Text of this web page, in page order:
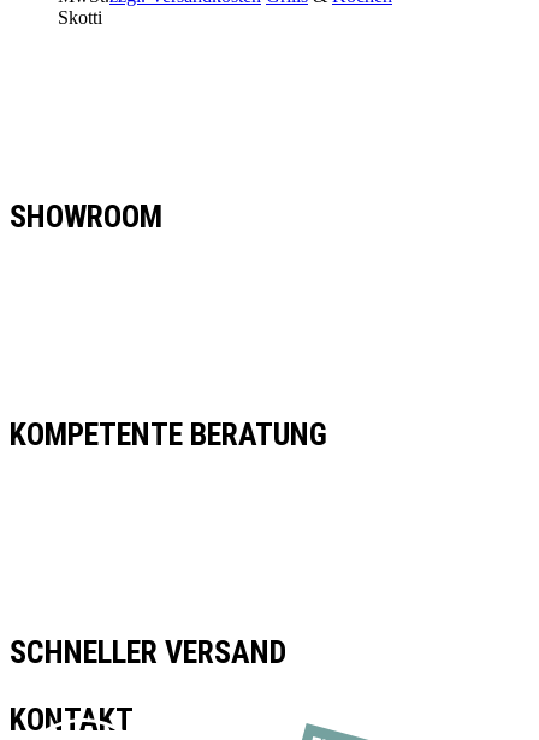
Skotti
SHOWROOM
KOMPETENTE BERATUNG
SCHNELLER VERSAND
KONTAKT